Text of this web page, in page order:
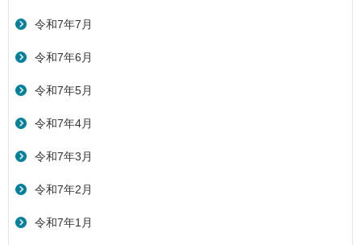
令和7年7月
令和7年6月
令和7年5月
令和7年4月
令和7年3月
令和7年2月
令和7年1月